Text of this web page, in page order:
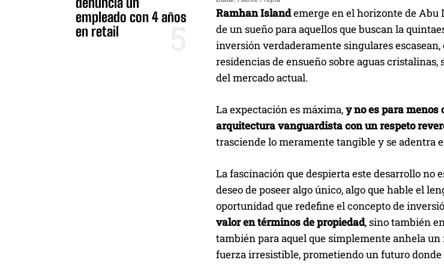
empleado con 4 años
en retail
Ramhan Islandemerge en el horizonte de Abu
de un sueño para aquellos que buscan la
inversión verdaderamente singulares
residencias de ensueño sobre aguas
del mercado actual.
La expectación es máxima,y no es para menos
arquitectura vanguardista con un respeto
trasciende lo meramente tangible y se adentra
La fascinación que despierta este desarrollo no
deseo de poseer algo único, algo que hable el
oportunidad que redefine el concepto de
valor en términos de propiedad, sino también
también para aquel que simplemente anhela
fuerza irresistible, prometiendo un futuro